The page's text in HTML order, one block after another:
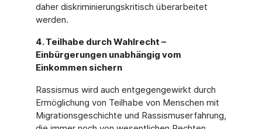
daher diskriminierungskritisch überarbeitet
werden.
4. Teilhabe durch Wahlrecht –
Einbürgerungen unabhängig vom
Einkommen sichern
Rassismus wird auch entgegengewirkt durch
Ermöglichung von Teilhabe von Menschen mit
Migrationsgeschichte und Rassismuserfahrung,